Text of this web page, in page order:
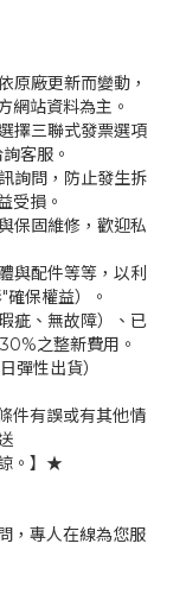
原廠更新而變動，
網站資料為主。
擇三聯式發票選項
客服。
詢問，防止發生拆
受損。
保固維修，歡迎私
與配件等等，以利
保權益）。
疵、無故障）、已
之整新費用。
彈性出貨）
件有誤或有其他情
。】★
，專人在線為您服